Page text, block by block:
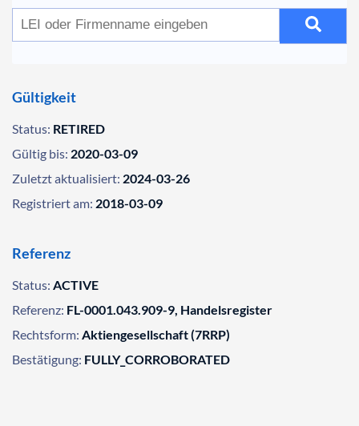
Gültigkeit
Status: RETIRED
Gültig bis: 2020-03-09
Zuletzt aktualisiert: 2024-03-26
Registriert am: 2018-03-09
Referenz
Status: ACTIVE
Referenz: FL-0001.043.909-9, Handelsregister
Rechtsform: Aktiengesellschaft (7RRP)
Bestätigung: FULLY_CORROBORATED